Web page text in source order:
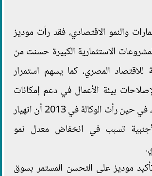
والنمو الاقتصادي، فقد رأت موديز
أن المشروعات الاستثمارية الكبيرة حسنت من
للاقتصاد المصري، كما يسهم استمرار
لإصلاحات بيئة الأعمال في دعم إمكانات
النمو الاقتصادي، في حين رأت الوكالة في 2013 أن انهيار
تسبب في انخفاض معدل نمو
موديز على التحسن المستمر بسوق